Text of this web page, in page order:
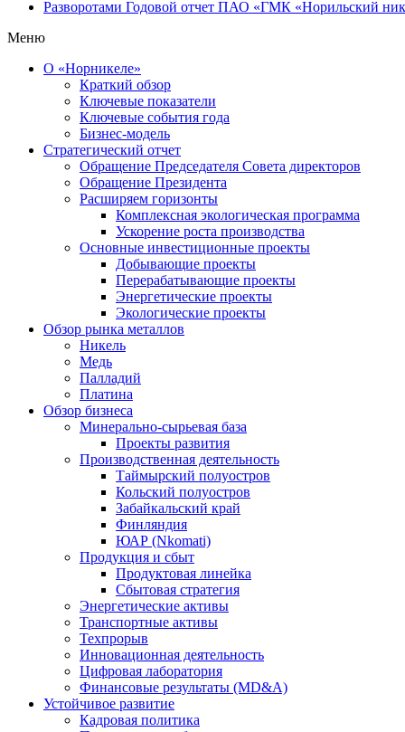
Разворотами Годовой отчет ПАО «ГМК «Норильский
Меню
О «Норникеле»
Краткий обзор
Ключевые показатели
Ключевые события года
Бизнес-модель
Стратегический отчет
Обращение Председателя Совета директоров
Обращение Президента
Расширяем горизонты
Комплексная экологическая программа
Ускорение роста производства
Основные инвестиционные проекты
Добывающие проекты
Перерабатывающие проекты
Энергетические проекты
Экологические проекты
Обзор рынка металлов
Никель
Медь
Палладий
Платина
Обзор бизнеса
Минерально-сырьевая база
Проекты развития
Производственная деятельность
Таймырский полуостров
Кольский полуостров
Забайкальский край
Финляндия
ЮАР (Nkomati)
Продукция и сбыт
Продуктовая линейка
Сбытовая стратегия
Энергетические активы
Транспортные активы
Техпрорыв
Инновационная деятельность
Цифровая лаборатория
Финансовые результаты (MD&A)
Устойчивое развитие
Кадровая политика